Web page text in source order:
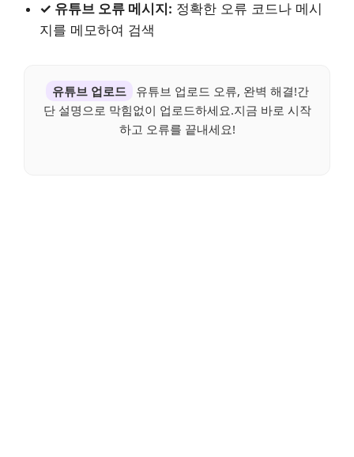
✓ 유튜브 오류 메시지: 정확한 오류 코드나 메시
지를 메모하여 검색
유튜브 업로드
유튜브 업로드 오류, 완벽 해결!간
단 설명으로 막힘없이 업로드하세요.지금 바로 시작
하고 오류를 끝내세요!